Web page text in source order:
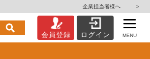
企業担当者様へ >
会員登録 ログイン MENU